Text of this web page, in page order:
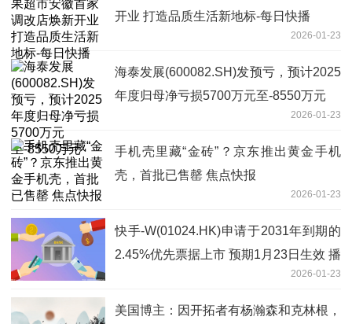
开业 打造品质生活新地标-每日快播
2026-01-23
海泰发展(600082.SH)发预亏，预计2025
年度归母净亏损5700万元至-8550万元
2026-01-23
手机壳里藏“金砖”？京东推出黄金手机
壳，首批已售罄 焦点快报
2026-01-23
快手-W(01024.HK)申请于2031年到期的
2.45%优先票据上市 预期1月23日生效 播
2026-01-23
美国博主：因开拓者有杨瀚森和克林根，